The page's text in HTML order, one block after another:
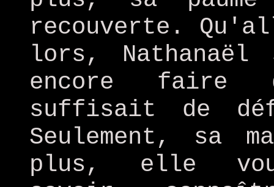
recouverte.
lors,
encore
suffisait de
Seulement, sa
plus, elle